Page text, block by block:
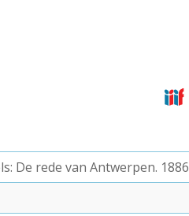
De rede van Antwerpen. 1886